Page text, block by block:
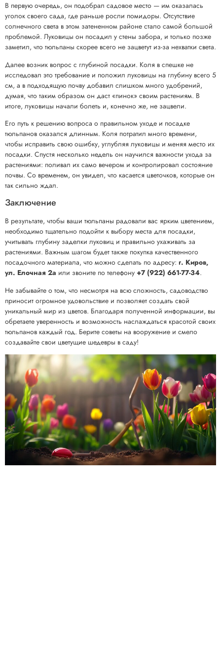
В первую очередь, он подобрал садовое место — им оказалась
уголок своего сада, где раньше росли помидоры. Отсутствие
солнечного света в этом затененном районе стало самой большой
проблемой. Луковицы он посадил у стены забора, и только позже
заметил, что тюльпаны скорее всего не зацветут из-за нехватки света.
Далее возник вопрос с глубиной посадки. Коля в спешке не
исследовал это требование и положил луковицы на глубину всего 5
см, а в подходящую почву добавил слишком много удобрений,
думая, что таким образом он даст «пинок» своим растениям. В
итоге, луковицы начали болеть и, конечно же, не зацвели.
Его путь к решению вопроса о правильном уходе и посадке
тюльпанов оказался длинным. Коля потратил много времени,
чтобы исправить свою ошибку, углубляя луковицы и меняя место их
посадки. Спустя несколько недель он научился важности ухода за
растениями: поливал их само вечером и контролировал состояние
почвы. Со временем, он увидел, что касается цветочков, которые он
так сильно ждал.
Заключение
В результате, чтобы ваши тюльпаны радовали вас ярким цветением,
необходимо тщательно подойти к выбору места для посадки,
учитывать глубину заделки луковиц и правильно ухаживать за
растениями. Важным шагом будет также покупка качественного
посадочного материала, что можно сделать по адресу: г. Киров,
ул. Елочная 2а или звоните по телефону +7 (922) 661-77-34.
Не забывайте о том, что несмотря на всю сложность, садоводство
приносит огромное удовольствие и позволяет создать свой
уникальный мир из цветов. Благодаря полученной информации, вы
обретаете уверенность и возможность наслаждаться красотой своих
тюльпанов каждый год. Берите советы на вооружение и смело
создавайте свои цветущие шедевры в саду!